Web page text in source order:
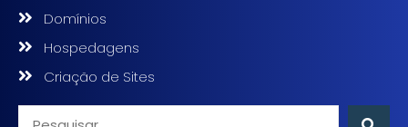
Domínios
Hospedagens
Criação de Sites